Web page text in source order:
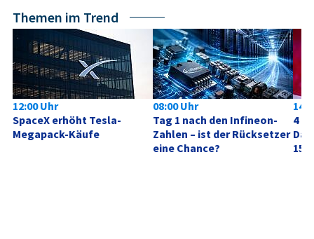
Themen im Trend
12:00 Uhr
SpaceX erhöht Tesla-
Megapack-Käufe
08:00 Uhr
Tag 1 nach den Infineon-
Zahlen – ist der Rücksetzer
eine Chance?
4
15